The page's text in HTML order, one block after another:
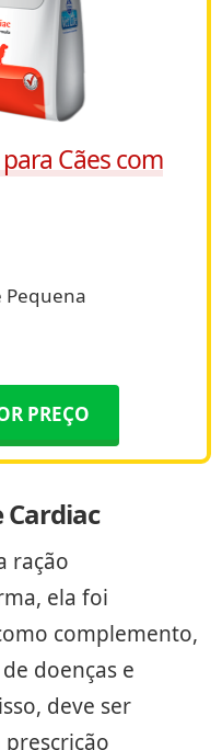
Cães com
Pequena
PREÇO
Cardiac
ração
ela foi
complemento,
doenças e
deve ser